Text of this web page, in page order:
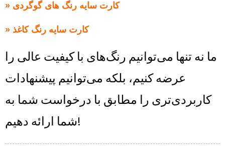
» کارت سایه رنگ های گوگردی
» کارت سایه رنگ کاغذ
ما نه تنها می‌توانیم رنگ‌های با کیفیت عالی را
عرضه کنیم، بلکه می‌توانیم پیشنهادات
کاربردی‌تری را مطابق با درخواست شما به
شما ارائه دهیم!